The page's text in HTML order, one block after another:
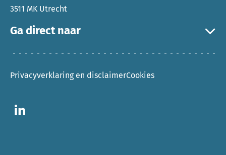
Ga direct naar
3511 MK Utrecht
Privacyverklaring en disclaimerCookies
Ga naar LinkedIn